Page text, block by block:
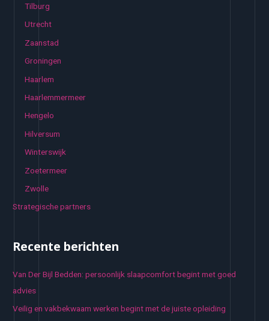
Tilburg
Utrecht
Zaanstad
Groningen
Haarlem
Haarlemmermeer
Hengelo
Hilversum
Winterswijk
Zoetermeer
Zwolle
Strategische partners
Recente berichten
Van Der Bijl Bedden: persoonlijk slaapcomfort begint met goed
advies
Veilig en vakbekwaam werken begint met de juiste opleiding